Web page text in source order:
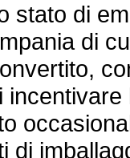
stato di
di
di